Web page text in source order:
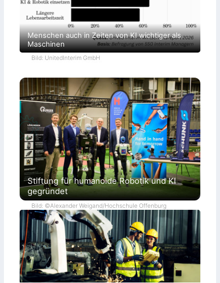
Menschen auch in Zeiten von KI wichtiger als
Maschinen
Bild: UnitedInterim GmbH
Stiftung für humanoide Robotik und KI
gegründet
Bild: ©Alexander Weigand/Hochschule Offenburg